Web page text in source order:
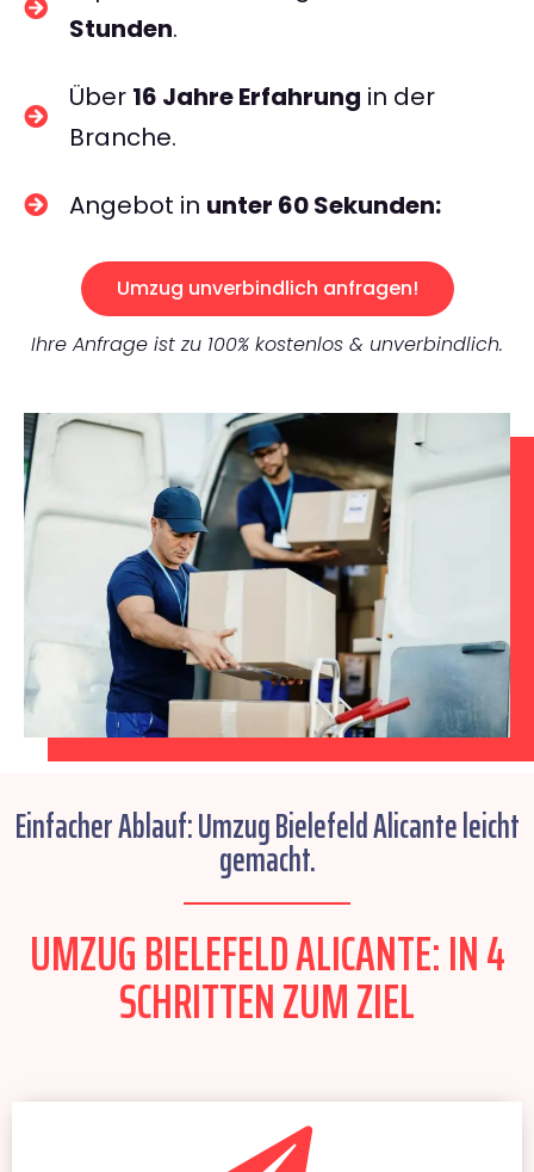
Stunden.
Über 16 Jahre Erfahrung in der
Branche.
Angebot in unter 60 Sekunden:
Umzug unverbindlich anfragen!
Ihre Anfrage ist zu 100% kostenlos & unverbindlich.
Einfacher Ablauf: Umzug Bielefeld Alicante leicht
gemacht.
UMZUG BIELEFELD ALICANTE: IN 4
SCHRITTEN ZUM ZIEL